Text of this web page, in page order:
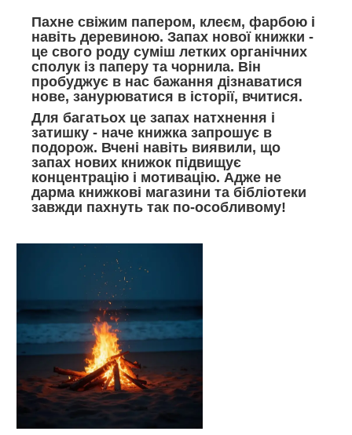
Пахне свіжим папером, клеєм, фарбою і
навіть деревиною. Запах нової книжки -
це свого роду суміш летких органічних
сполук із паперу та чорнила. Він
пробуджує в нас бажання дізнаватися
нове, занурюватися в історії, вчитися.
Для багатьох це запах натхнення і
затишку - наче книжка запрошує в
подорож. Вчені навіть виявили, що
запах нових книжок підвищує
концентрацію і мотивацію. Адже не
дарма книжкові магазини та бібліотеки
завжди пахнуть так по-особливому!